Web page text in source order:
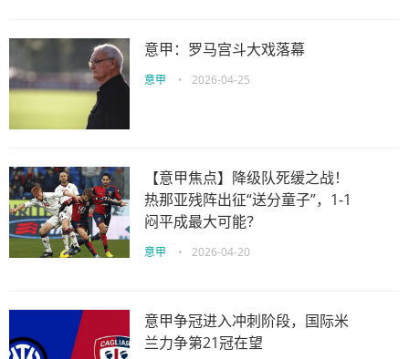
意甲：罗马宫斗大戏落幕
意甲 • 2026-04-25
【意甲焦点】降级队死缓之战！
热那亚残阵出征“送分童子”，1-1
闷平成最大可能？
意甲 • 2026-04-20
意甲争冠进入冲刺阶段，国际米
兰力争第21冠在望